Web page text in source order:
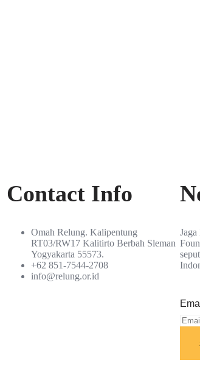
Contact Info
Omah Relung. Kalipentung
RT03/RW17 Kalitirto Berbah Sleman
Yogyakarta 55573.
+62 851-7544-2708
info@relung.or.id